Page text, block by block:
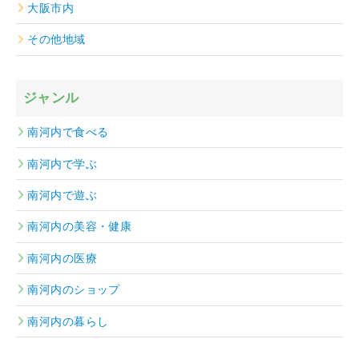
大阪市内
その他地域
ジャンル
南河内で食べる
南河内で学ぶ
南河内で遊ぶ
南河内の美容・健康
南河内の医療
南河内のショップ
南河内の暮らし